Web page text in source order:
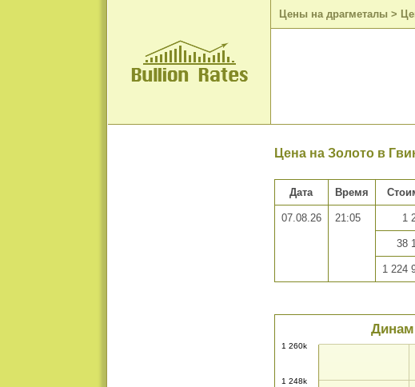
Цены на драгметалы >
Цена на Золото в
Дата Время
07.08.26 21:05 1
38
1 224
1 248k
1 260k